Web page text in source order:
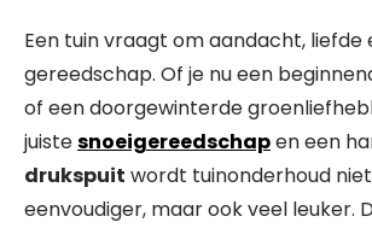
Een tuin vraagt om aandacht, liefde
gereedschap. Of je nu een
of een doorgewinterde
juistesnoeigereedschapen een
drukspuit wordt tuinonderhoud
eenvoudiger, maar ook veel leuker.